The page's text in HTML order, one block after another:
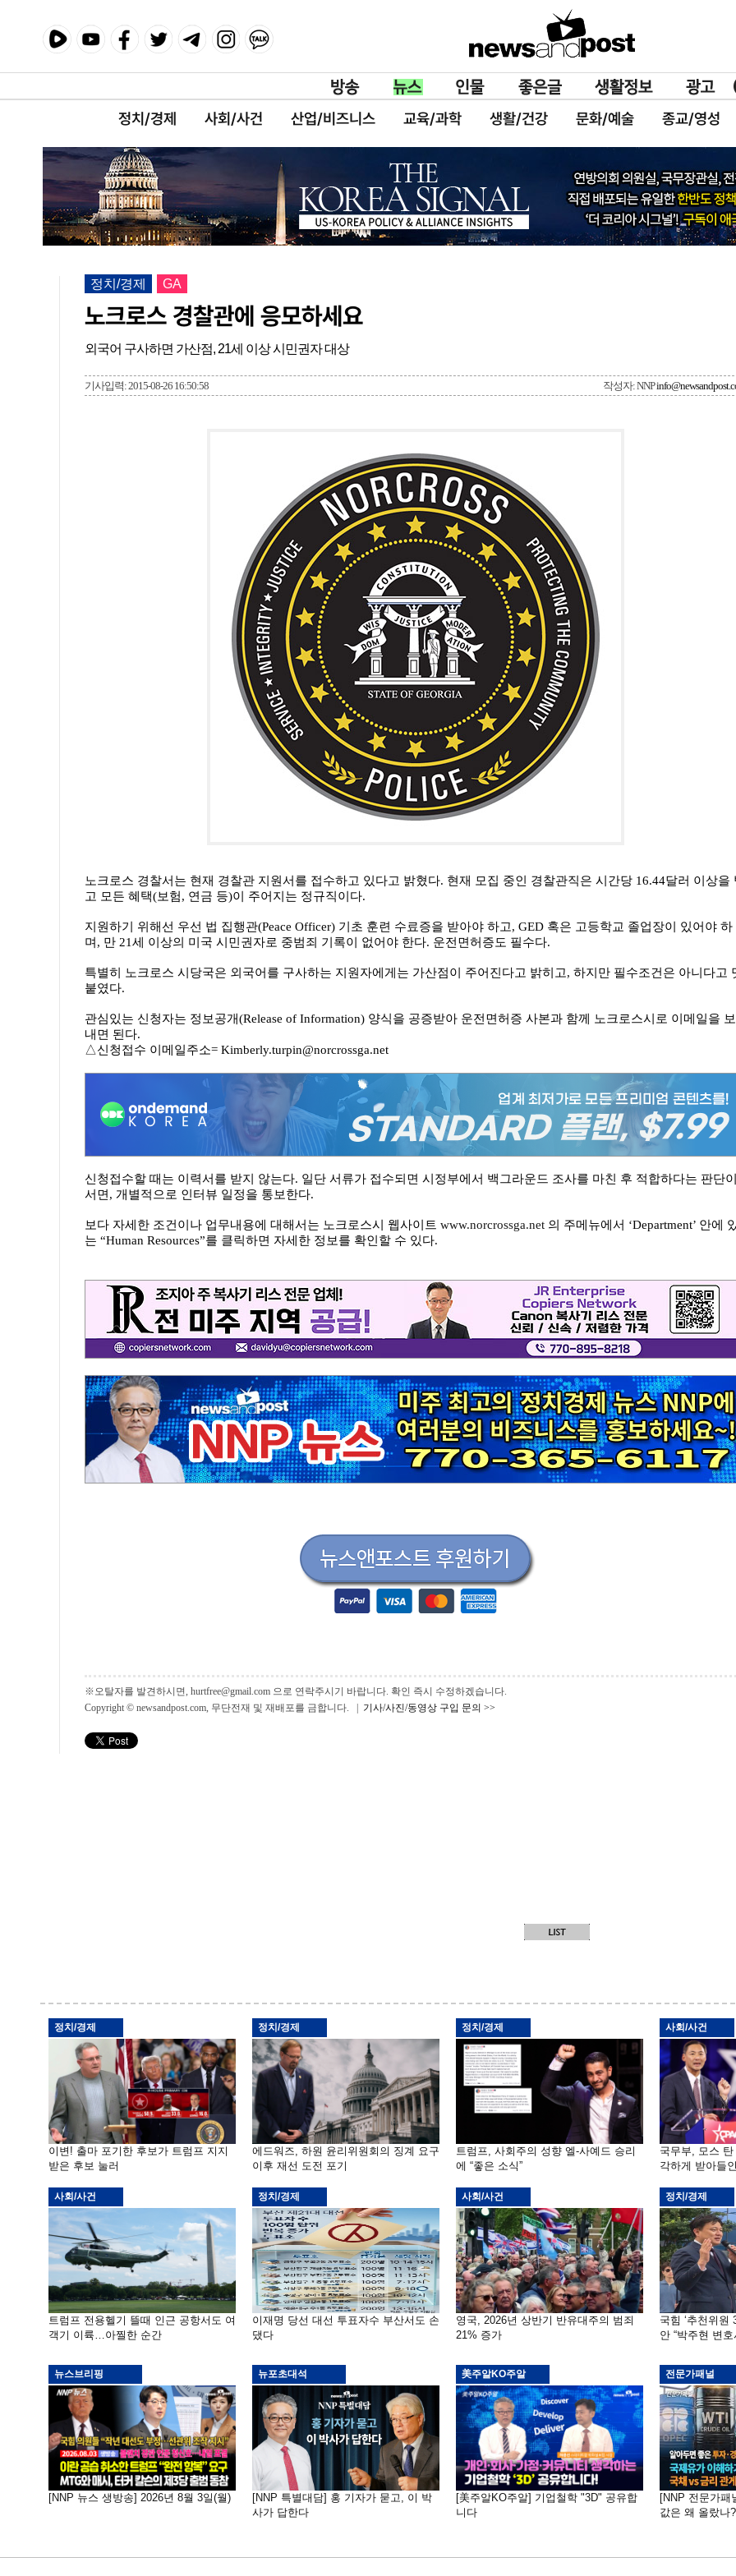
정치/경제 사회/사건 산업/비즈니스 교육/과학 생활/건강 문화/예술 종교/영성
정치/경제 GA
노크로스 경찰관에 응모하세요
외국어 구사하면 가산점, 21세 이상 시민권자 대상
기사입력: 2015-08-26 16:50:58 작성자: NNP
노크로스 경찰서는 현재 경찰관 지원서를 접수하고 있다고 밝혔다. 현재 모집 중인 경찰관직은 시간당 16.44달러 이상을
고 모든 혜택(보험, 연금 등)이 주어지는 정규직이다.
지원하기 위해선 우선 법 집행관(Peace Officer) 기초 훈련 수료증을 받아야 하고, GED 혹은 고등학교 졸업장이 있어야 하
며, 만 21세 이상의 미국 시민권자로 중범죄 기록이 없어야 한다. 운전면허증도 필수다.
특별히 노크로스 시당국은 외국어를 구사하는 지원자에게는 가산점이 주어진다고 밝히고, 하지만 필수조건은 아니다고
붙였다.
관심있는 신청자는 정보공개(Release of Information) 양식을 공증받아 운전면허증 사본과 함께 노크로스시로 이메일을 보
내면 된다.
△신청접수 이메일주소= Kimberly.turpin@norcrossga.net
신청접수할 때는 이력서를 받지 않는다. 일단 서류가 접수되면 시정부에서 백그라운드 조사를 마친 후 적합하다는 판단
서면, 개별적으로 인터뷰 일정을 통보한다.
보다 자세한 조건이나 업무내용에 대해서는 노크로스시 웹사이트 www.norcrossga.net 의 주메뉴에서 ‘Department’ 안에
는 “Human Resources”를 클릭하면 자세한 정보를 확인할 수 있다.
※오탈자를 발견하시면, hurtfree@gmail.com 으로 연락주시기 바랍니다. 확인 즉시 수정하겠습니다.
Copyright © newsandpost.com, 무단전재 및 재배포를 금합니다. | 기사/사진/동영상 구입 문의 >>
정치/경제
이변! 출마 포기한 후보가 트럼프 지지
받은 후보 눌러
정치/경제
에드워즈, 하원 윤리위원회의 징계 요구
이후 재선 도전 포기
정치/경제
트럼프, 사회주의 성향 엘-사예드 승리
에 “좋은 소식”
사회/사건
국무부, 모스
각하게 받아들
사회/사건
트럼프 전용헬기 뜰때 인근 공항서도 여
객기 이륙…아찔한 순간
정치/경제
이재명 당선 대선 투표자수 부산서도 손
댔다
사회/사건
영국, 2026년 상반기 반유대주의 범죄
21% 증가
정치/경제
국힘 ‘추천위원
안 “박주현 변
뉴스브리핑
[NNP 뉴스 생방송] 2026년 8월 3일(월)
뉴포초대석
[NNP 특별대담] 홍 기자가 묻고, 이 박
사가 답한다
美주알KO주알
[美주알KO주알] 기업철학 "3D" 공유합
니다
전문가패널
[NNP 전문가패
값은 왜 올랐